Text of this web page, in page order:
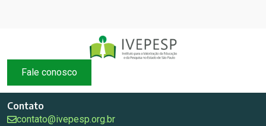
Fale conosco
Contato
contato@ivepesp.org.br